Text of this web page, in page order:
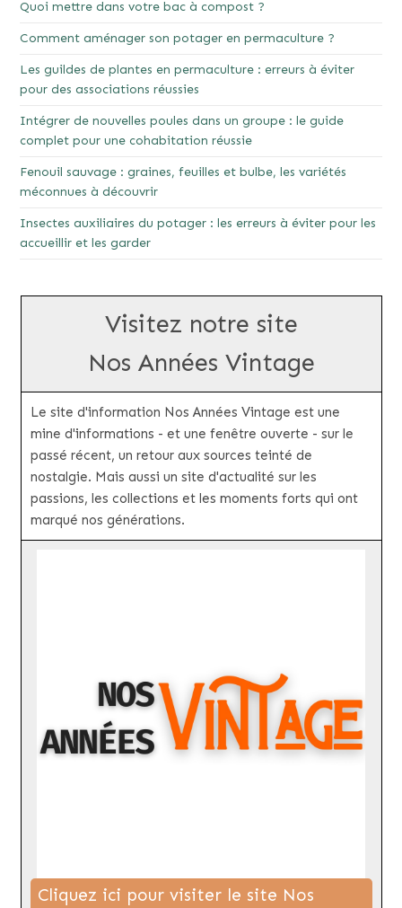
Quoi mettre dans votre bac à compost ?
Comment aménager son potager en permaculture ?
Les guildes de plantes en permaculture : erreurs à éviter
pour des associations réussies
Intégrer de nouvelles poules dans un groupe : le guide
complet pour une cohabitation réussie
Fenouil sauvage : graines, feuilles et bulbe, les variétés
méconnues à découvrir
Insectes auxiliaires du potager : les erreurs à éviter pour les
accueillir et les garder
Visitez notre site
Nos Années Vintage
Le site d'information Nos Années Vintage est une
mine d'informations - et une fenêtre ouverte - sur le
passé récent, un retour aux sources teinté de
nostalgie. Mais aussi un site d'actualité sur les
passions, les collections et les moments forts qui ont
marqué nos générations.
Cliquez ici pour visiter le site Nos